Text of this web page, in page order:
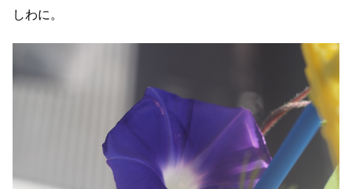
しわに。